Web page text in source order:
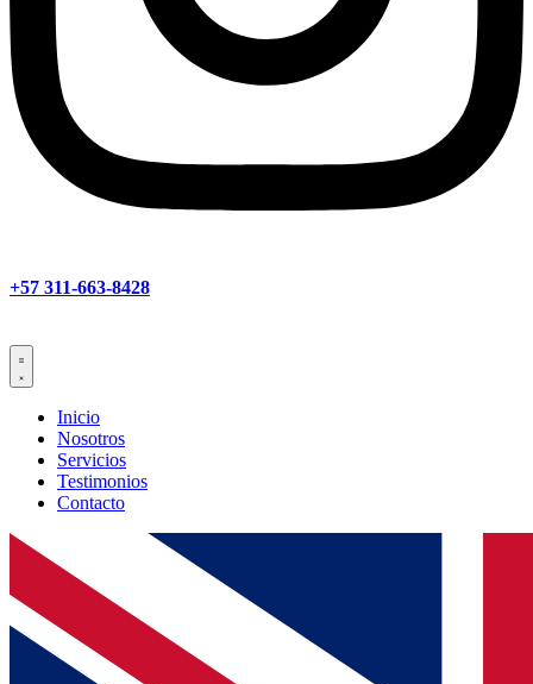
+57 311-663-8428
Inicio
Nosotros
Servicios
Testimonios
Contacto